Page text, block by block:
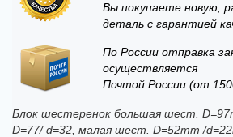
Вы покупаете новую,
деталь с гарантией
По России отправка
осуществляется
Почтой России (от
Блок шестеренок большая шест.
D=77/ d=32, малая шест. D=52mm /